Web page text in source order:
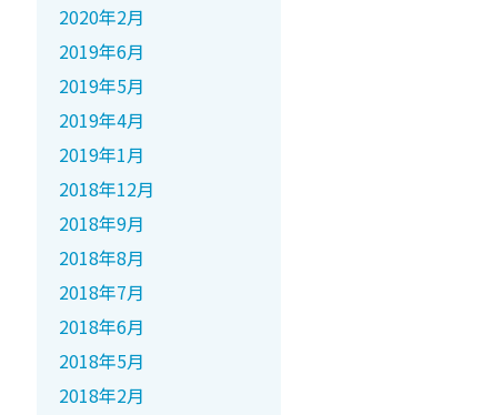
2020年2月
2019年6月
2019年5月
2019年4月
2019年1月
2018年12月
2018年9月
2018年8月
2018年7月
2018年6月
2018年5月
2018年2月